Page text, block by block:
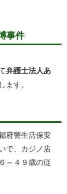
事件
弁護士法人あ
ます。
府警生活保安
で、カジノ店
～４９歳の従